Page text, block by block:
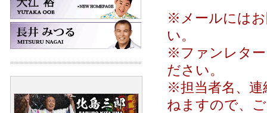
※メールにはお
い。
※ファンレター
ださい。
※担当者名、連
ねますので、